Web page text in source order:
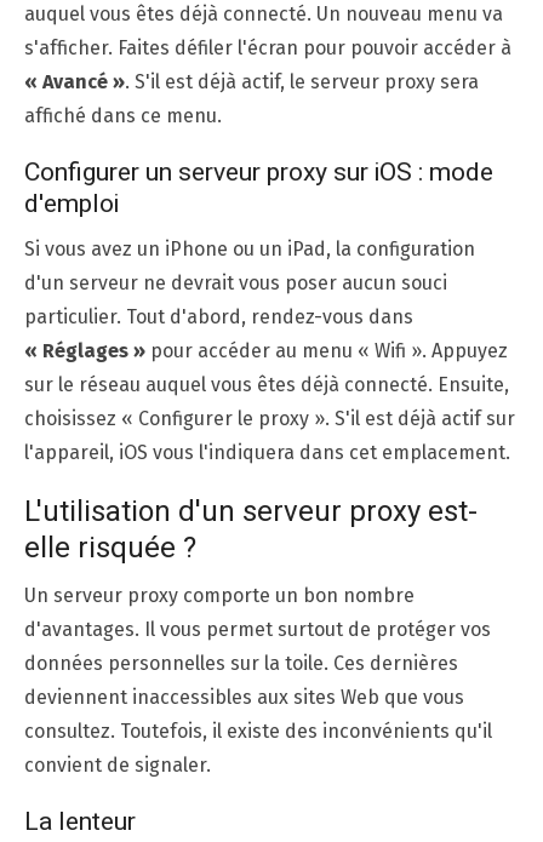
auquel vous êtes déjà connecté. Un nouveau menu va
s'afficher. Faites défiler l'écran pour pouvoir accéder à
« Avancé ». S'il est déjà actif, le serveur proxy sera
affiché dans ce menu.
Configurer un serveur proxy sur iOS : mode
d'emploi
Si vous avez un iPhone ou un iPad, la configuration
d'un serveur ne devrait vous poser aucun souci
particulier. Tout d'abord, rendez-vous dans
« Réglages » pour accéder au menu « Wifi ». Appuyez
sur le réseau auquel vous êtes déjà connecté. Ensuite,
choisissez « Configurer le proxy ». S'il est déjà actif sur
l'appareil, iOS vous l'indiquera dans cet emplacement.
L'utilisation d'un serveur proxy est-
elle risquée ?
Un serveur proxy comporte un bon nombre
d'avantages. Il vous permet surtout de protéger vos
données personnelles sur la toile. Ces dernières
deviennent inaccessibles aux sites Web que vous
consultez. Toutefois, il existe des inconvénients qu'il
convient de signaler.
La lenteur